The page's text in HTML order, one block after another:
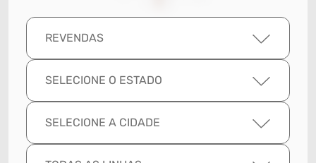
REVENDAS
SELECIONE O ESTADO
SELECIONE A CIDADE